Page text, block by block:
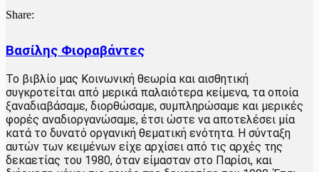
Share:
Βασίλης Φιοραβάντες
Το βιβλίο μας Κοινωνική θεωρία και αισθητική
συγκροτείται από μερικά παλαιότερα κείμενα, τα οποία
ξαναδιαβάσαμε, διορθώσαμε, συμπληρώσαμε και μερικές
φορές αναδιοργανώσαμε, έτσι ώστε να αποτελέσει μία
κατά το δυνατό οργανική θεματική ενότητα. Η σύνταξη
αυτών των κειμένων είχε αρχίσει από τις αρχές της
δεκαετίας του 1980, όταν είμασταν στο Παρίσι, και